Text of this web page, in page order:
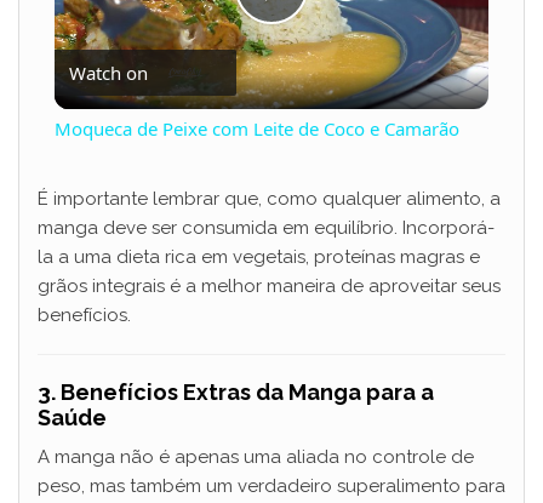
P
l
y
i
d
Watch on
Moqueca de Peixe com Leite de Coco e Camarão
É importante lembrar que, como qualquer alimento, a
manga deve ser consumida em equilíbrio. Incorporá-
la a uma dieta rica em vegetais, proteínas magras e
grãos integrais é a melhor maneira de aproveitar seus
benefícios.
3. Benefícios Extras da Manga para a
Saúde
A manga não é apenas uma aliada no controle de
peso, mas também um verdadeiro superalimento para